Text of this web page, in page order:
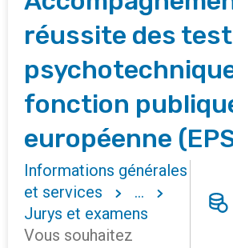
réussite des
fonction
européenne
Informations générales
et services
...
Jurys et examens
Vous souhaitez